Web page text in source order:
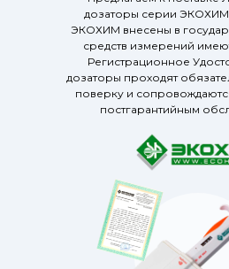
дозаторы серии
ЭКОХИМ внесены в
средств измерений
Регистрационное
дозаторы проходят
поверку и
постгарантийным